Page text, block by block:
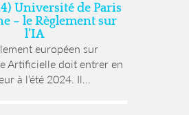
Université de Paris
– le Règlement sur
l’IA
européen sur
Artificielle doit entrer en
à l’été 2024. Il...